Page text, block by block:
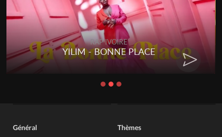
RAP IVOIRE
YILIM - BONNE PLACE
Général Thèmes